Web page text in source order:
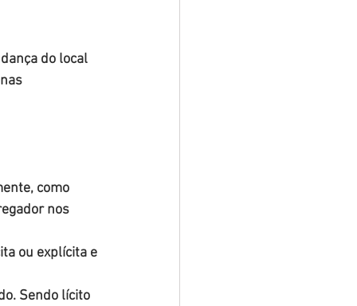
do local
como
nos
ou explícita e
Sendo lícito